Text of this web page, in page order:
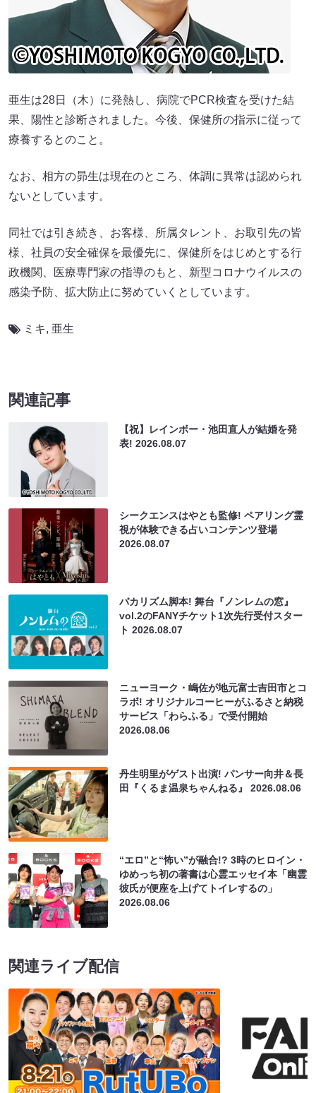
亜生は28日（木）に発熱し、病院でPCR検査を受けた結
果、陽性と診断されました。今後、保健所の指示に従って
療養するとのこと。
なお、相方の昴生は現在のところ、体調に異常は認められ
ないとしています。
同社では引き続き、お客様、所属タレント、お取引先の皆
様、社員の安全確保を最優先に、保健所をはじめとする行
政機関、医療専門家の指導のもと、新型コロナウイルスの
感染予防、拡大防止に努めていくとしています。
ミキ, 亜生
関連記事
【祝】レインボー・池田直人が結婚を発
表!2026.08.07
シークエンスはやとも監修! ペアリング霊
視が体験できる占いコンテンツ登場
2026.08.07
バカリズム脚本! 舞台『ノンレムの窓』
vol.2のFANYチケット1次先行受付スター
ト2026.08.07
ニューヨーク・嶋佐が地元富士吉田市とコ
ラボ! オリジナルコーヒーがふるさと納税
サービス「わらふる」で受付開始
2026.08.06
丹生明里がゲスト出演! パンサー向井＆長
田『くるま温泉ちゃんねる』2026.08.06
“エロ”と“怖い”が融合!? 3時のヒロイン・
ゆめっち初の著書は心霊エッセイ本「幽霊
彼氏が便座を上げてトイレするの」
2026.08.06
関連ライブ配信